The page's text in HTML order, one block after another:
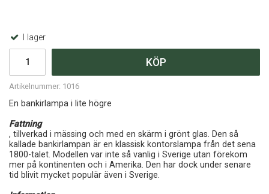
I lager
KÖP
Artikelnummer: 1016
En bankirlampa i lite högre
Fattning
, tillverkad i mässing och med en skärm i grönt glas. Den så
kallade bankirlampan är en klassisk kontorslampa från det sena
1800-talet. Modellen var inte så vanlig i Sverige utan förekom
mer på kontinenten och i Amerika. Den har dock under senare
tid blivit mycket populär även i Sverige.